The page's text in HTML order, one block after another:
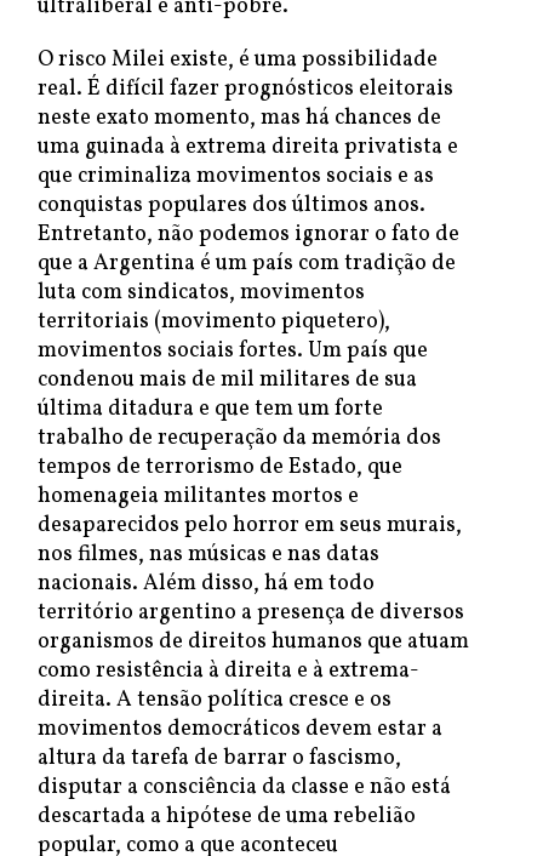
ultraliberal e anti-pobre.
O risco Milei existe, é uma possibilidade
real. É difícil fazer prognósticos eleitorais
neste exato momento, mas há chances de
uma guinada à extrema direita privatista e
que criminaliza movimentos sociais e as
conquistas populares dos últimos anos.
Entretanto, não podemos ignorar o fato de
que a Argentina é um país com tradição de
luta com sindicatos, movimentos
territoriais (movimento piquetero),
movimentos sociais fortes. Um país que
condenou mais de mil militares de sua
última ditadura e que tem um forte
trabalho de recuperação da memória dos
tempos de terrorismo de Estado, que
homenageia militantes mortos e
desaparecidos pelo horror em seus murais,
nos filmes, nas músicas e nas datas
nacionais. Além disso, há em todo
território argentino a presença de diversos
organismos de direitos humanos que atuam
como resistência à direita e à extrema-
direita. A tensão política cresce e os
movimentos democráticos devem estar a
altura da tarefa de barrar o fascismo,
disputar a consciência da classe e não está
descartada a hipótese de uma rebelião
popular, como a que aconteceu